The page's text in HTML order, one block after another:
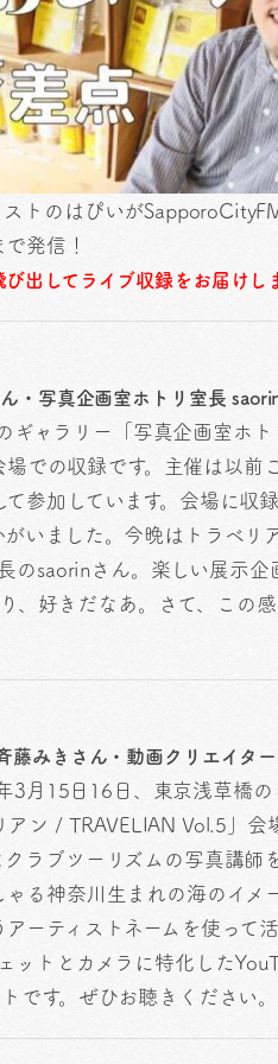
トのはぴいが
発信！
出してライブ収録をお届けし
・写真企画室ホトリ室長
ャラリー「写真企画室ホ
での収録です。主催は以前
参加しています。会場に収
いました。今晩はトラベリ
のsaorinさん。楽しい展示企
、好きだなあ。さて、この
藤みきさん・動画クリエイタ
3月15日16日、東京浅草橋の
ン / TRAVELIAN Vol.5」会
ラブツーリズムの写真講師
る神奈川生まれの海のイメ
ーティストネームを使って
ットとカメラに特化した
です。ぜひお聴きください。